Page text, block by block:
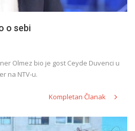
o sebi
Olmez bio je gost Ceyde Duvenci u
na NTV-u.
Kompletan Članak